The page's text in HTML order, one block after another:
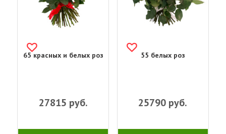
65 красных и белых роз
27815 руб.
55 белых роз
25790 руб.